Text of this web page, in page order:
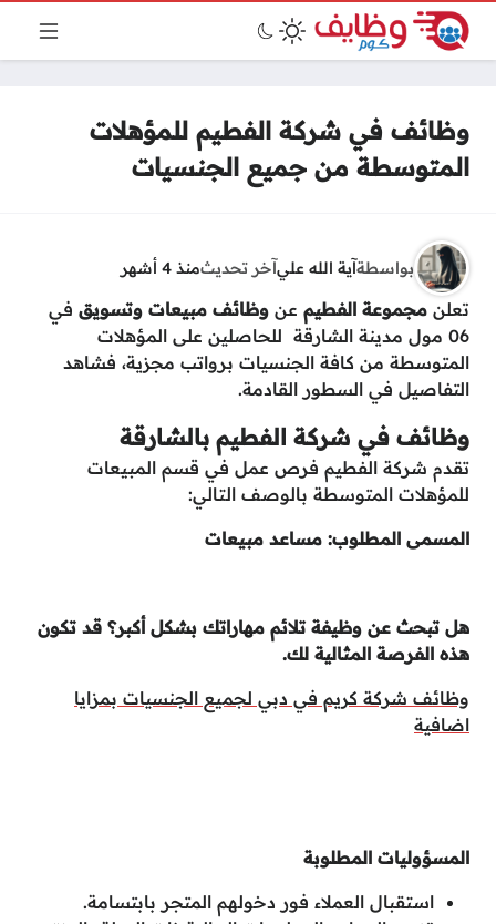
وظائف في شركة الفطيم للمؤهلات
المتوسطة من جميع الجنسيات
بواسطةآية الله عليآخر تحديثمنذ 4 أشهر
تعلن مجموعة الفطيم عن وظائف مبيعات وتسويق في
06 مول مدينة الشارقة للحاصلين على المؤهلات
المتوسطة من كافة الجنسيات برواتب مجزية، فشاهد
التفاصيل في السطور القادمة.
وظائف في شركة الفطيم بالشارقة
تقدم شركة الفطيم فرص عمل في قسم المبيعات
للمؤهلات المتوسطة بالوصف التالي:
المسمى المطلوب: مساعد مبيعات
هل تبحث عن وظيفة تلائم مهاراتك بشكل أكبر؟ قد تكون
هذه الفرصة المثالية لك.
وظائف شركة كريم في دبي لجميع الجنسيات بمزايا
اضافية
المسؤوليات المطلوبة
استقبال العملاء فور دخولهم المتجر بابتسامة.